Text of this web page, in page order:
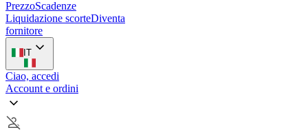
PrezzoScadenze
Liquidazione scorteDiventa
fornitore
IT
Ciao, accedi
Account e ordini